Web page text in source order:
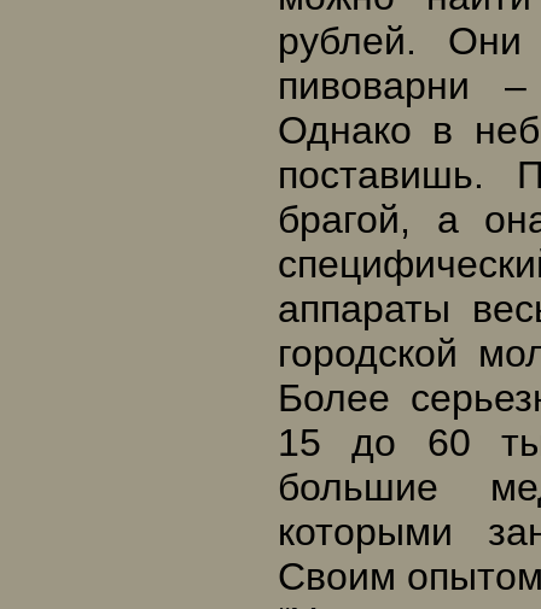
рублей.
пивоварни
Однако в
поставишь.
брагой, а
аппараты
городской
Более
15 до 60
большие
которыми
Своим